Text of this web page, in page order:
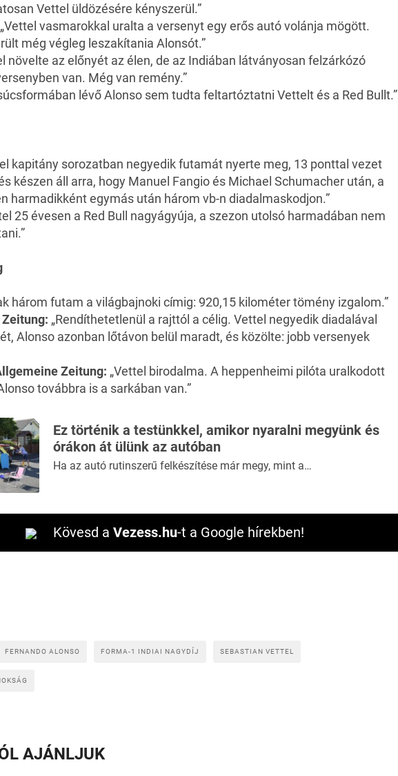
Vettel üldözésére kényszerül.”
„Vettel vasmarokkal uralta a versenyt egy erős autó volánja mögött.
még végleg leszakítania Alonsót.”
növelte az előnyét az élen, de az Indiában látványosan felzárkózó
van. Még van remény.”
lévő Alonso sem tudta feltartóztatni Vettelt és a Red Bullt.”
kapitány sorozatban negyedik futamát nyerte meg, 13 ponttal vezet
készen áll arra, hogy Manuel Fangio és Michael Schumacher után, a
harmadikként egymás után három vb-n diadalmaskodjon.”
25 évesen a Red Bull nagyágyúja, a szezon utolsó harmadában nem
három futam a világbajnoki címig: 920,15 kilométer tömény izgalom.”
„Rendíthetetlenül a rajttól a célig. Vettel negyedik diadalával
Alonso azonban lőtávon belül maradt, és közölte: jobb versenyek
Zeitung: „Vettel birodalma. A heppenheimi pilóta uralkodott
továbbra is a sarkában van.”
Ez történik a testünkkel, amikor nyaralni megyünk és
órákon át ülünk az autóban
Ha az autó rutinszerű felkészítése már megy, mint a…
Kövesd a Vezess.hu-t a Google hírekben!
FERNANDO ALONSO FORMA-1 INDIAI NAGYDÍJ SEBASTIAN VETTEL
AJÁNLJUK